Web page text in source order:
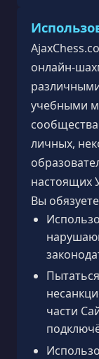
онлайн-
учебными
личных,
настоящих
Вы
части